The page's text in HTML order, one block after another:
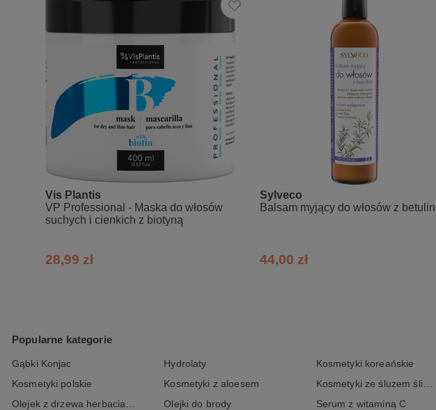
Sposób użycia:
Nanieś niewielką ilość szamponu na mokre włosy. Rozprowadź
czynność.
Skład INCI:
Aqua , Sodium C14-C16 Olefin Sulfonate, Cocamidopropyl
Extract, Tilia Cordata Flower Extract, Althaea Officinalis Root
Panthenol, Lactic Acid, PPG-3 Caprylyl Ether, Disodium
Diacetate, Sodium Chloride, Polysorbate 80, Parfum, Sodium
Vis Plantis
VP Professional - Maska do włosów
suchych i cienkich z biotyną
28,99 zł
Sylveco
Balsam myjący do włosów z
44,00 zł
Popularne kategorie
Gąbki Konjac Hydrolaty Kosmetyki koreańskie
Kosmetyki polskie
Kosmetyki z aloesem Kosmetyki ze śluzem ślimaka
Olejek z drzewa herbacianego
Olejki do brody Serum z witaminą C